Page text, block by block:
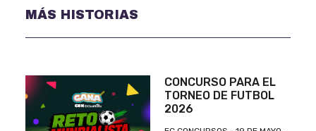
MÁS HISTORIAS
CONCURSO PARA EL
TORNEO DE FUTBOL
2026